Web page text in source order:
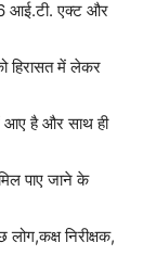
आई.टी. एक्ट और
हिरासत में लेकर
आए है और साथ ही
पाए जाने के
निरीक्षक,